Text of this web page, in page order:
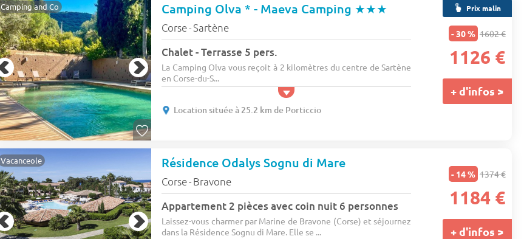
Camping and Co Camping Olva * - Maeva Camping ★★★
Corse-Sartène
Chalet - Terrasse 5 pers.
La Camping Olva vous reçoit à 2 kilomètres du centre de Sartène
en Corse-du-S...
Location située à 25.2 km de Porticcio
Prix malin
- 30 % 1602 €
1126 €
+ d'infos >
Vacanceole Résidence Odalys Sognu di Mare
Corse- Bravone
Appartement 2 pièces avec coin nuit 6 personnes
Laissez-vous charmer par Marine de Bravone (Corse) et séjournez
dans la Résidence Sognu di Mare. Elle se ...
- 14 % 1374 €
1184 €
+ d'infos >